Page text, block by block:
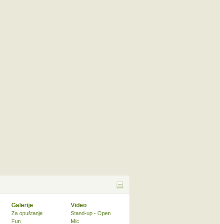
Galerije
Za opuštanje
Fun
Video
Stand-up - Open
Mic